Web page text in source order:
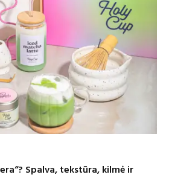
Spalva, tekstūra, kilmė ir